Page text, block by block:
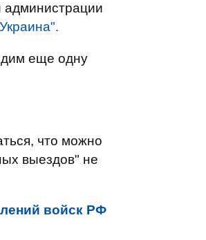
администрации
еще одну
что можно
выездов" не
войск РФ